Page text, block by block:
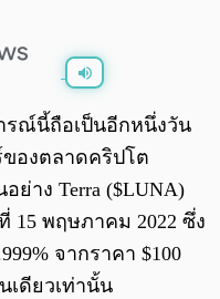
0:00 0:00
รณ์นี้ถือเป็นอีกหนึ่งวัน
องตลาดคริปโต
ย่าง Terra ($LUNA)
15 พฤษภาคม 2022 ซึ่ง
จากราคา $100
เดียวเท่านั้น